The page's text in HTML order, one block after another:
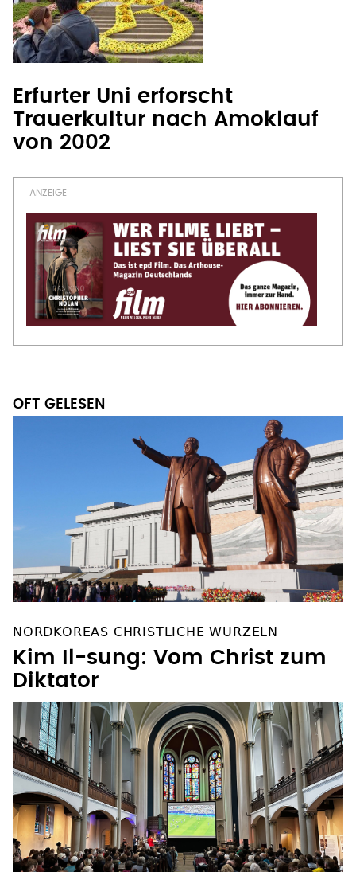
Erfurter Uni erforscht
Trauerkultur nach Amoklauf
von 2002
OFT GELESEN
NORDKOREAS CHRISTLICHE WURZELN
Kim Il-sung: Vom Christ zum
Diktator